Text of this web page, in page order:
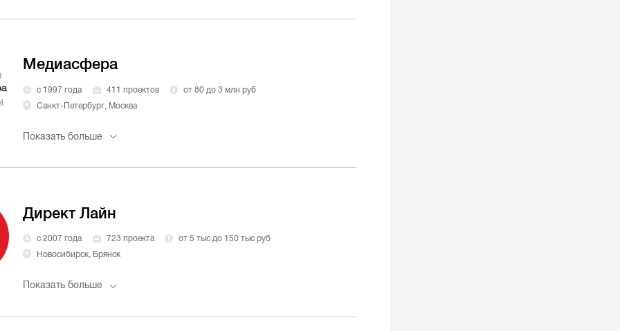
Медиасфера
с 1997 года 411 проектов
от 80 до 3 млн руб
Санкт-Петербург, Москва
Показать больше
Директ Лайн
с 2007 года 723 проекта
от 5 тыс до 150 тыс руб
Новосибирск, Брянск
Показать больше